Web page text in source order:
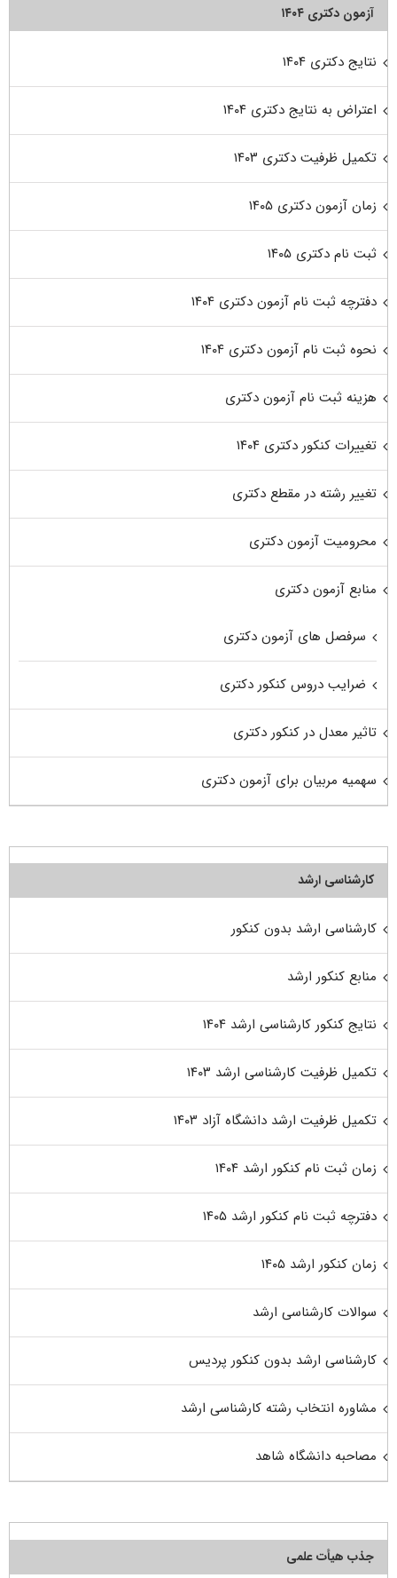
آزمون دکتری ۱۴۰۴
نتایج دکتری ۱۴۰۴
اعتراض به نتایج دکتری ۱۴۰۴
تکمیل ظرفیت دکتری ۱۴۰۳
زمان آزمون دکتری ۱۴۰۵
ثبت نام دکتری ۱۴۰۵
دفترچه ثبت نام آزمون دکتری ۱۴۰۴
نحوه ثبت نام آزمون دکتری ۱۴۰۴
هزینه ثبت نام آزمون دکتری
تغییرات کنکور دکتری ۱۴۰۴
تغییر رشته در مقطع دکتری
محرومیت آزمون دکتری
منابع آزمون دکتری
سرفصل های آزمون دکتری
ضرایب دروس کنکور دکتری
تاثیر معدل در کنکور دکتری
سهمیه مربیان برای آزمون دکتری
کارشناسی ارشد
کارشناسی ارشد بدون کنکور
منابع کنکور ارشد
نتایج کنکور کارشناسی ارشد ۱۴۰۴
تکمیل ظرفیت کارشناسی ارشد ۱۴۰۳
تکمیل ظرفیت ارشد دانشگاه آزاد ۱۴۰۳
زمان ثبت نام کنکور ارشد ۱۴۰۴
دفترچه ثبت نام کنکور ارشد ۱۴۰۵
زمان کنکور ارشد ۱۴۰۵
سوالات کارشناسی ارشد
کارشناسی ارشد بدون کنکور پردیس
مشاوره انتخاب رشته کارشناسی ارشد
مصاحبه دانشگاه شاهد
جذب هیأت علمی